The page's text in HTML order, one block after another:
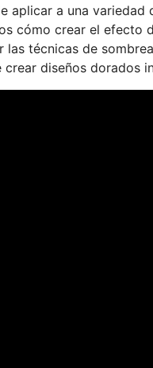
aplicar a una variedad
cómo crear el efecto
técnicas de
diseños dorados